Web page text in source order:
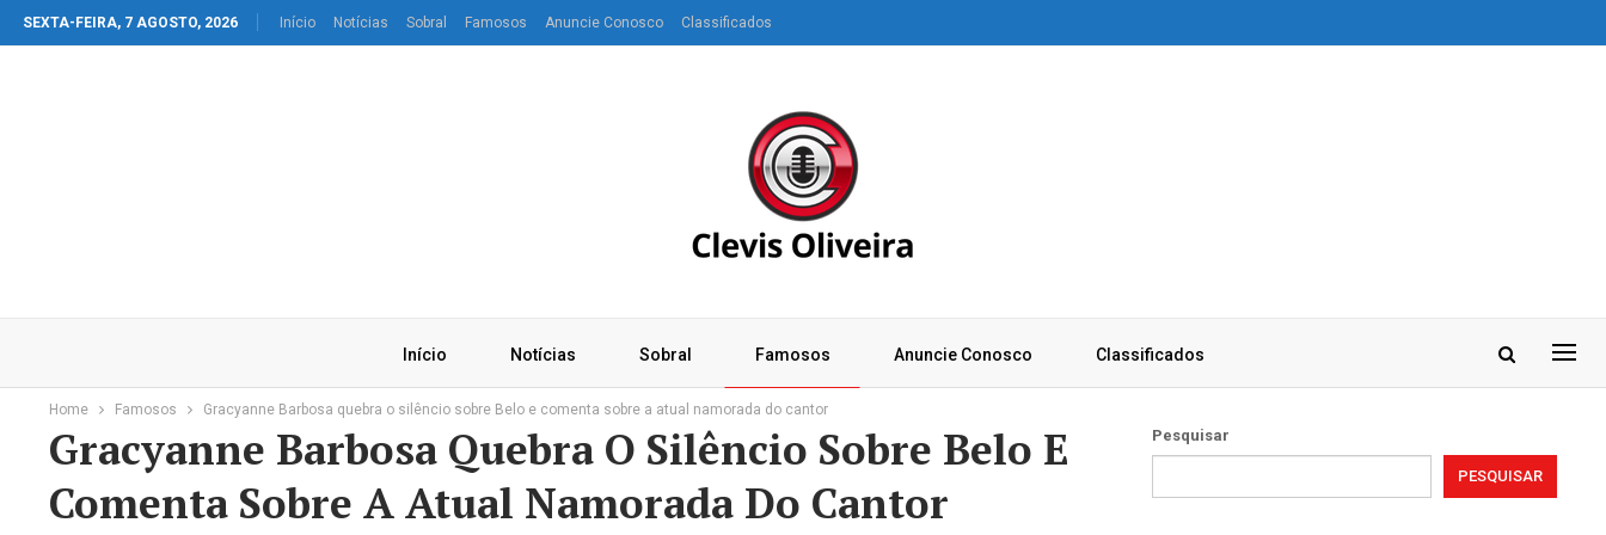
SEXTA-FEIRA, 7 AGOSTO, 2026 Início Notícias Sobral Famosos Anuncie Conosco Classificados
Início Notícias Sobral Famosos Anuncie Conosco Classificados
Home Famosos Gracyanne Barbosa quebra o silêncio sobre Belo e comenta sobre a atual namorada do cantor
Gracyanne Barbosa Quebra O Silêncio Sobre Belo E
Comenta Sobre A Atual Namorada Do Cantor
Pesquisar
PESQUISAR